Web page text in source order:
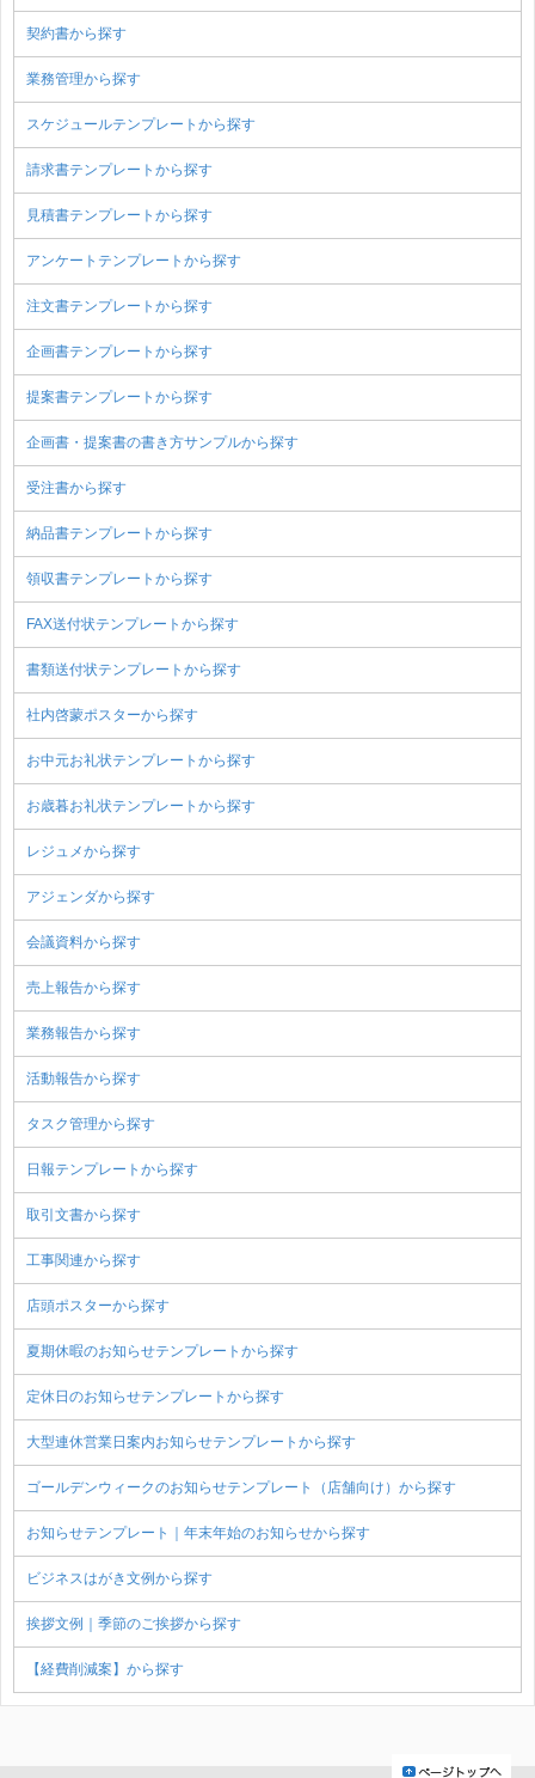
契約書から探す
業務管理から探す
スケジュールテンプレートから探す
請求書テンプレートから探す
見積書テンプレートから探す
アンケートテンプレートから探す
注文書テンプレートから探す
企画書テンプレートから探す
提案書テンプレートから探す
企画書・提案書の書き方サンプルから探す
受注書から探す
納品書テンプレートから探す
領収書テンプレートから探す
FAX送付状テンプレートから探す
書類送付状テンプレートから探す
社内啓蒙ポスターから探す
お中元お礼状テンプレートから探す
お歳暮お礼状テンプレートから探す
レジュメから探す
アジェンダから探す
会議資料から探す
売上報告から探す
業務報告から探す
活動報告から探す
タスク管理から探す
日報テンプレートから探す
取引文書から探す
工事関連から探す
店頭ポスターから探す
夏期休暇のお知らせテンプレートから探す
定休日のお知らせテンプレートから探す
大型連休営業日案内お知らせテンプレートから探す
ゴールデンウィークのお知らせテンプレート（店舗向け）から探す
お知らせテンプレート｜年末年始のお知らせから探す
ビジネスはがき文例から探す
挨拶文例｜季節のご挨拶から探す
【経費削減案】から探す